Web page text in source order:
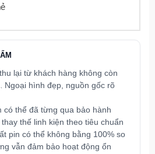
lại từ khách hàng không còn
Ngoại hình đẹp, nguồn gốc rõ
có thể đã từng qua bảo hành
thế linh kiện theo tiêu chuẩn
pin có thể không bằng 100% so
vẫn đảm bảo hoạt động ổn